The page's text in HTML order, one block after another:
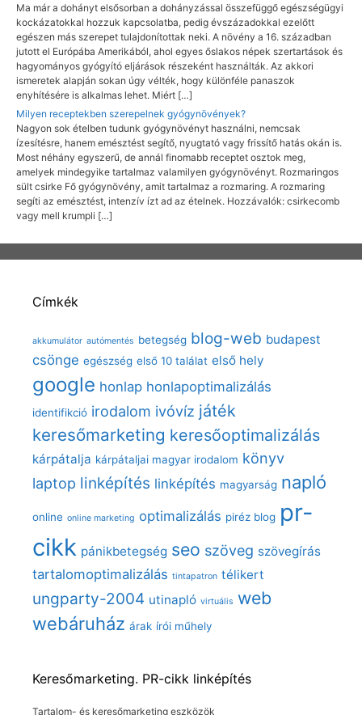
Ma már a dohányt elsősorban a dohányzással összefüggő egészségügyi
kockázatokkal hozzuk kapcsolatba, pedig évszázadokkal ezelőtt
egészen más szerepet tulajdonítottak neki. A növény a 16. században
jutott el Európába Amerikából, ahol egyes őslakos népek szertartások és
hagyományos gyógyító eljárások részeként használták. Az akkori
ismeretek alapján sokan úgy vélték, hogy különféle panaszok
enyhítésére is alkalmas lehet. Miért […]
Milyen receptekben szerepelnek gyógynövények?
Nagyon sok ételben tudunk gyógynövényt használni, nemcsak
ízesítésre, hanem emésztést segítő, nyugtató vagy frissítő hatás okán is.
Most néhány egyszerű, de annál finomabb receptet osztok meg,
amelyek mindegyike tartalmaz valamilyen gyógynövényt. Rozmaringos
sült csirke Fő gyógynövény, amit tartalmaz a rozmaring. A rozmaring
segíti az emésztést, intenzív ízt ad az ételnek. Hozzávalók: csirkecomb
vagy mell krumpli […]
Címkék
akkumulátor autómentés betegség blog-web budapest
csönge egészség első 10 találat első hely
google honlap honlapoptimalizálás
identifikció irodalom ivóvíz játék
keresőmarketing keresőoptimalizálás
kárpátalja kárpátaljai magyar irodalom könyv
laptop linképítés linképítés magyarság napló
online online marketing optimalizálás piréz blog pr-
cikk pánikbetegség seo szöveg szövegírás
tartalomoptimalizálás tintapatron télikert
ungparty-2004 utinapló virtuális web
webáruház árak írói műhely
Keresőmarketing. PR-cikk linképítés
Tartalom- és keresőmarketing eszközök